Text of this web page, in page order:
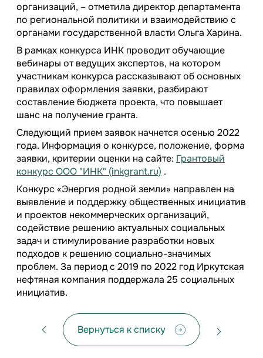
организаций, – отметила директор департамента
по региональной политики и взаимодействию с
органами государственной власти Ольга Харина.
В рамках конкурса ИНК проводит обучающие
вебинары от ведущих экспертов, на котором
участникам конкурса рассказывают об основных
правилах оформления заявки, разбирают
составление бюджета проекта, что повышает
шанс на получение гранта.
Следующий прием заявок начнется осенью 2022
года. Информация о конкурсе, положение, форма
заявки, критерии оценки на сайте: Грантовый
конкурс ООО "ИНК" (inkgrant.ru) .
Конкурс «Энергия родной земли» направлен на
выявление и поддержку общественных инициатив
и проектов некоммерческих организаций,
содействие решению актуальных социальных
задач и стимулирование разработки новых
подходов к решению социально-значимых
проблем. За период с 2019 по 2022 год Иркутская
нефтяная компания поддержала 25 социальных
инициатив.
Вернуться к списку